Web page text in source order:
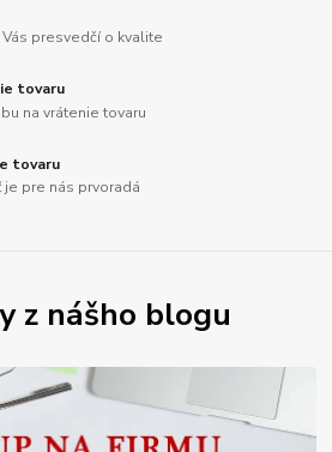
presvedčí o kvalite
tovaru
na vrátenie tovaru
tovaru
pre nás prvoradá
z nášho blogu